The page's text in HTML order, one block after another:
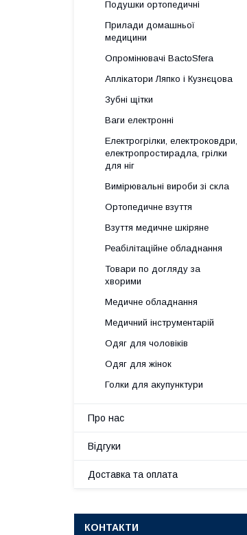
Подушки ортопедичні
Прилади домашньої
медицини
Опромінювачі BactoSfera
Аплікатори Ляпко і Кузнєцова
Зубні щітки
Ваги електронні
Електрогрілки, електроковдри,
електропростирадла, грілки
для ніг
Вимірювальні вироби зі скла
Ортопедичне взуття
Взуття медичне шкіряне
Реабілітаційне обладнання
Товари по догляду за
хворими
Медичне обладнання
Медичний інструментарій
Одяг для чоловіків
Одяг для жінок
Голки для акупунктури
Про нас
Відгуки
Доставка та оплата
КОНТАКТИ